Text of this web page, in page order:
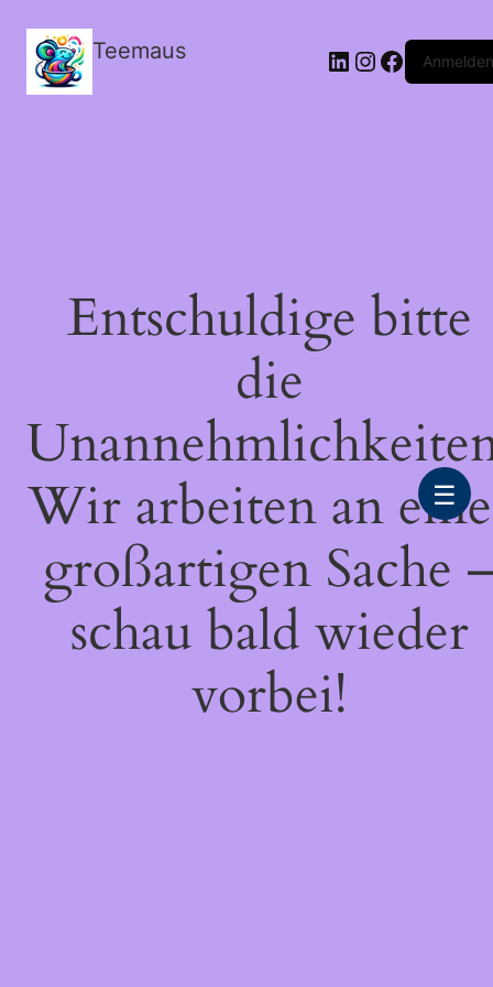
Teemaus LinkedIn
Instagram
FacebookAnmelden
Entschuldige bitte
die
Wir arbeiten an
großartigen Sache
schau bald wieder
vorbei!
☰